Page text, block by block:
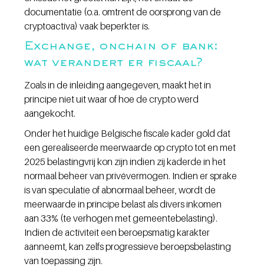
documentatie (o.a. omtrent de oorsprong van de
cryptoactiva) vaak beperkter is.
Exchange, onchain of bank:
wat verandert er fiscaal?
Zoals in de inleiding aangegeven, maakt het in
principe niet uit waar of hoe de crypto werd
aangekocht.
Onder het huidige Belgische fiscale kader gold dat
een gerealiseerde meerwaarde op crypto tot en met
2025 belastingvrij kon zijn indien zij kaderde in het
normaal beheer van privévermogen. Indien er sprake
is van speculatie of abnormaal beheer, wordt de
meerwaarde in principe belast als divers inkomen
aan 33% (te verhogen met gemeentebelasting).
Indien de activiteit een beroepsmatig karakter
aanneemt, kan zelfs progressieve beroepsbelasting
van toepassing zijn.